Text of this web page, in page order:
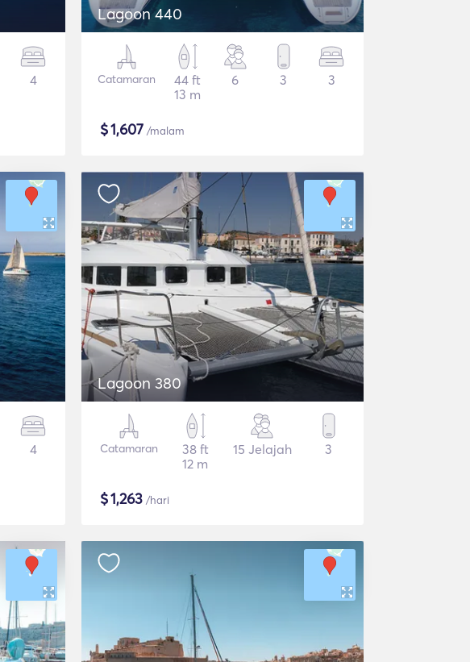
4
Lagoon 440
Catamaran
44 ft
13 m
6 3 3
$1,607 /malam
4
Lagoon 380
Catamaran
38 ft
12 m
15 Jelajah 3
$1,263 /hari